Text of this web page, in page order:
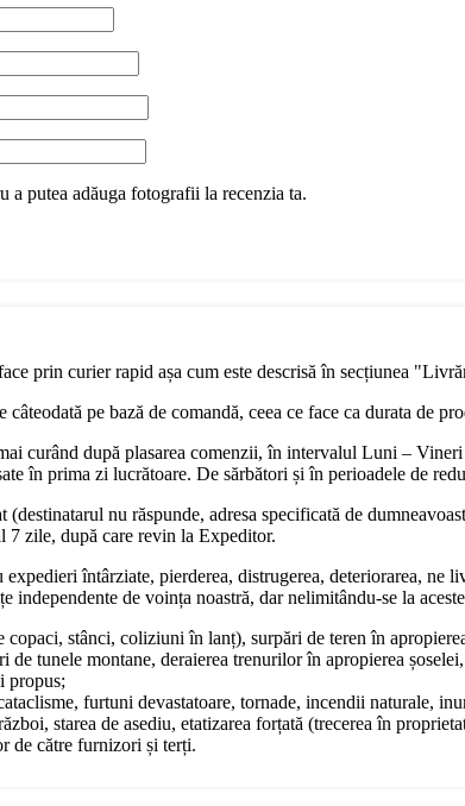
a putea adăuga fotografii la recenzia ta.
prin curier rapid așa cum este descrisă în secțiunea
câteodată pe bază de comandă, ceea ce face ca durata
curând după plasarea comenzii, în intervalul Luni –
în prima zi lucrătoare. De sărbători și în perioadele de
nu răspunde, adresa specificată de
7 zile, după care revin la Expeditor.
întârziate, pierderea, distrugerea, deteriorarea, ne
independente de voința noastră, dar nelimitându-se la
copaci, stânci, coliziuni în lanț), surpări de teren în
de tunele montane, deraierea trenurilor în apropierea
propus;
furtuni devastatoare, tornade, incendii naturale,
starea de asediu, etatizarea forțată (trecerea în
de către furnizori și terți.